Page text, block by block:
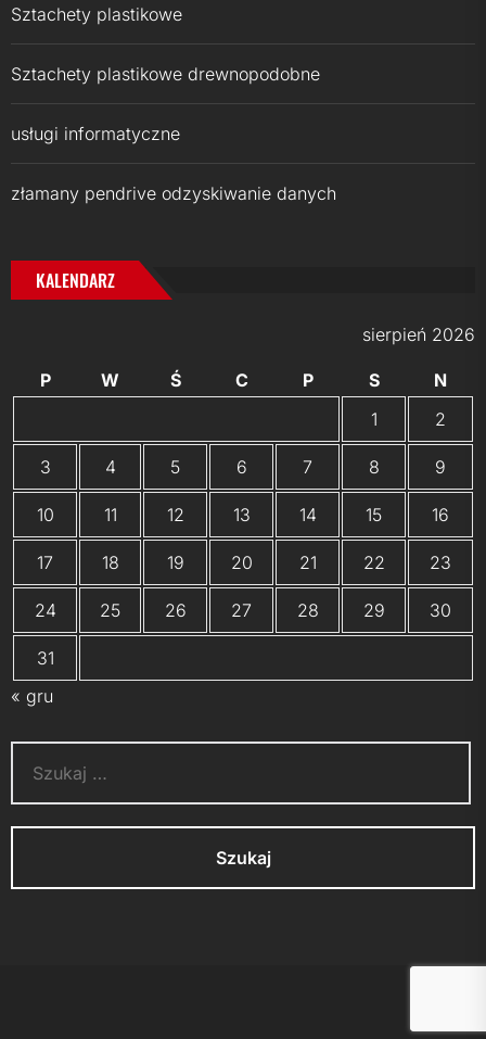
Sztachety plastikowe
Sztachety plastikowe drewnopodobne
usługi informatyczne
złamany pendrive odzyskiwanie danych
KALENDARZ
sierpień 2026
P W Ś C P S
N
1
2
3 4 5 6 7 8 9
10 11 12 13 14 15 16
17 18 19 20 21 22 23
24 25 26 27 28 29 30
31
« gru